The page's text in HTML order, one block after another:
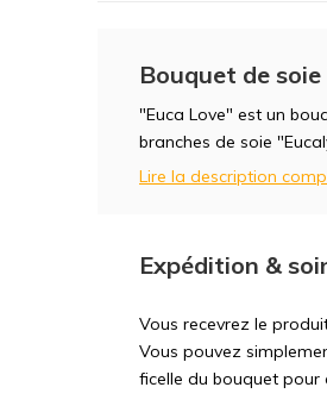
Bouquet de
"Euca Love" est un
branches de soie
Lire la description
Expédition &
Vous recevrez le
Vous pouvez
ficelle du bouquet pour